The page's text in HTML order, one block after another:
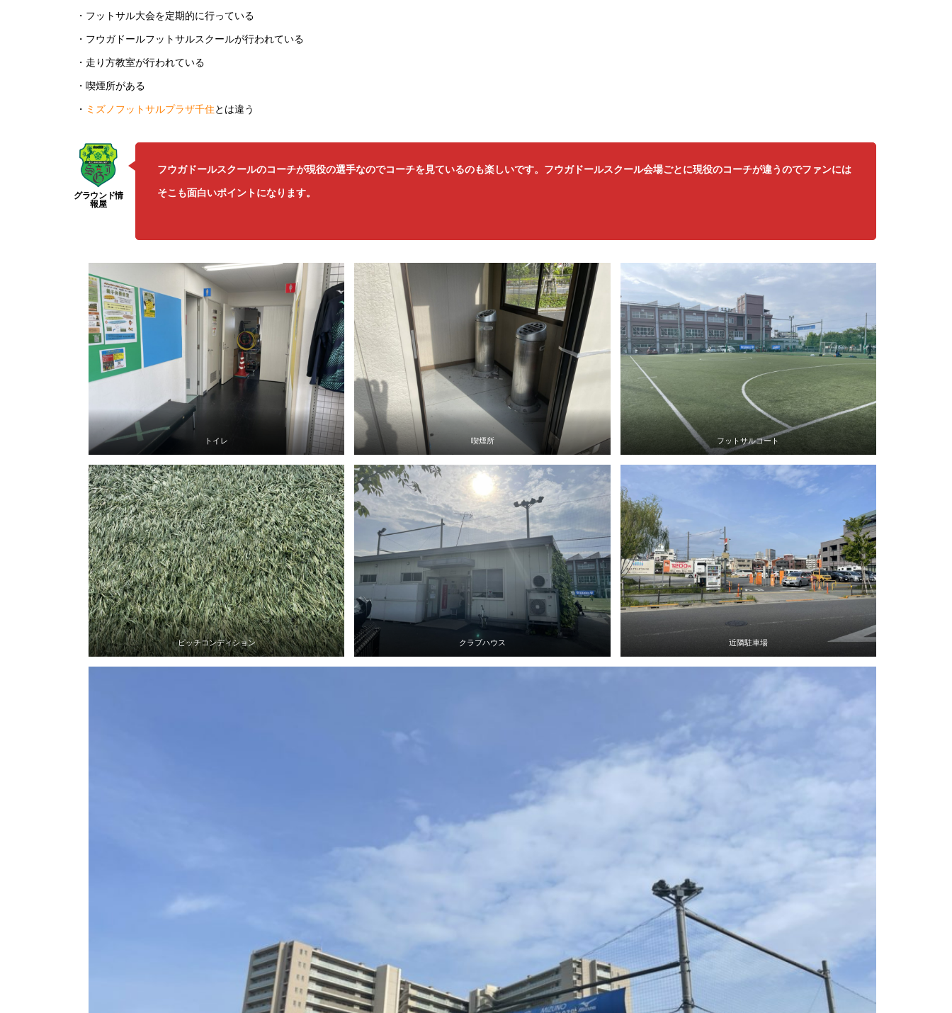
・フットサル大会を定期的に行っている
・フウガドールフットサルスクールが行われている
・走り方教室が行われている
・喫煙所がある
・ ミズノフットサルプラザ千住とは違う
フウガドールスクールのコーチが現役の選手なのでコーチを見ているのも楽しいです。フウガドールスクール会場ごとに現役のコーチが違うのでファンには
そこも面白いポイントになります。
トイレ 喫煙所 フットサルコート
ピッチコンディション クラブハウス 近隣駐車場